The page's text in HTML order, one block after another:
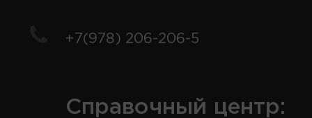
+7(978) 206-206-5
Справочный центр: